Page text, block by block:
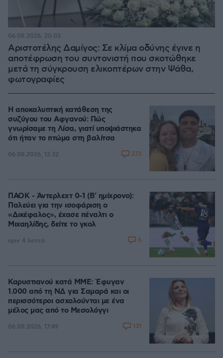
Αριστοτέλης Δαμίγος: Σε κλίμα οδύνης έγινε η
αποτέφρωση του συντονιστή που σκοτώθηκε
μετά τη σύγκρουση ελικοπτέρων στην Ψάθα,
φωτογραφίες
06.08.2026, 20:03
Η αποκαλυπτική κατάθεση της
συζύγου του Αφγανού: Πώς
γνωρίσαμε τη Λίσα, γιατί υποψιάστηκα
ότι ήταν το πτώμα στη βαλίτσα
06.08.2026, 12:32 273
ΠΑΟΚ - Άντερλεχτ 0-1 (Β' ημίχρονο):
Παλεύει για την ισοφάριση ο
«Δικέφαλος», έχασε πέναλτι ο
Μιχαηλίδης, δείτε το γκολ
πριν 4 λεπτά 6
Καρυστιανού κατά ΜΜΕ: Έφυγαν
1.000 από τη ΝΔ για Σαμαρά και οι
περισσότεροι ασχολούνται με ένα
μέλος μας από το Μεσολόγγι
06.08.2026, 17:49 131